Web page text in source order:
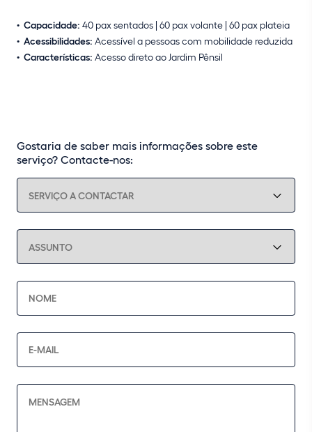
Capacidade: 40 pax sentados | 60 pax volante | 60 pax plateia
Acessibilidades: Acessível a pessoas com mobilidade reduzida
Características: Acesso direto ao Jardim Pênsil
Gostaria de saber mais informações sobre este
serviço? Contacte-nos: